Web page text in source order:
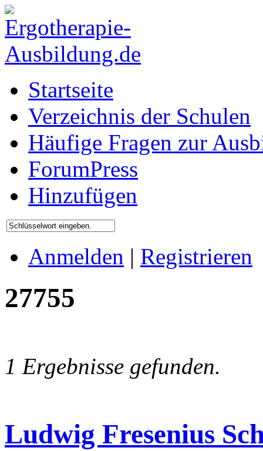
Startseite
Verzeichnis der Schulen
Häufige Fragen zur
ForumPress
Hinzufügen
Anmelden | Registrieren
27755
1 Ergebnisse gefunden.
Ludwig Fresenius